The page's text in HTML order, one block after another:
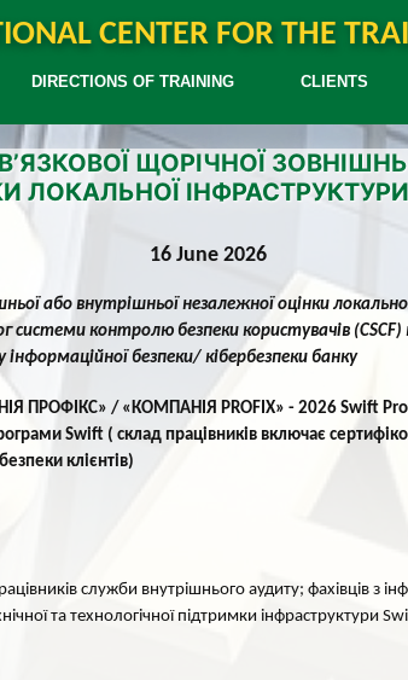
CENTER FOR THE
DIRECTIONS OF TRAINING CLIENTS
ЩОРІЧНОЇ
ЛОКАЛЬНОЇ ІНФРАСТРУКТУРИ
16 June 2026
або внутрішньої незалежної оцінки
контролю безпеки користувачів (CSCF)
безпеки/ кібербезпеки банку
ПРОФІКС» / «КОМПАНІЯ PROFIX» - 2026 Swift
Swift ( склад працівників включає
клієнтів)
служби внутрішнього аудиту; фахівців з
та технологічної підтримки інфраструктури